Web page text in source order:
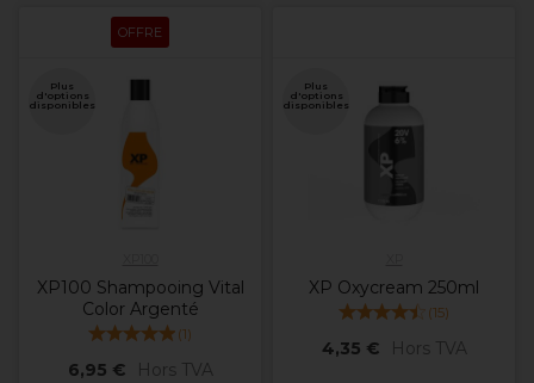
OFFRE
Plus
d'options
disponibles
XP100 Shampooing Vital
Color Argenté
(1)
6,95 €
Hors TVA
Plus
d'options
disponibles
XP Oxycream 250ml
(15)
4,35 € Hors TVA